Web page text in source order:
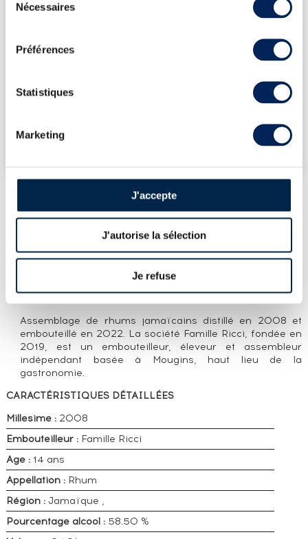
Nécessaires
Préférences
Statistiques
Marketing
J'accepte
J'autorise la sélection
Je refuse
59€
59€
59€
59€
PRÉSENTATION DU LOT
RICCI BOTTLED 2022 CASK STRENGTH
Assemblage de rhums jamaïcains distillé en 2008 et
embouteillé en 2022. La société Famille Ricci, fondée en
2019, est un embouteilleur, éleveur et assembleur
indépendant basée à Mougins, haut lieu de la
gastronomie.
CARACTÉRISTIQUES DÉTAILLÉES
Millesime :2008
Embouteilleur :Famille Ricci
Age :14 ans
Appellation :Rhum
Région : Jamaïque ,
Pourcentage alcool :58.50 %